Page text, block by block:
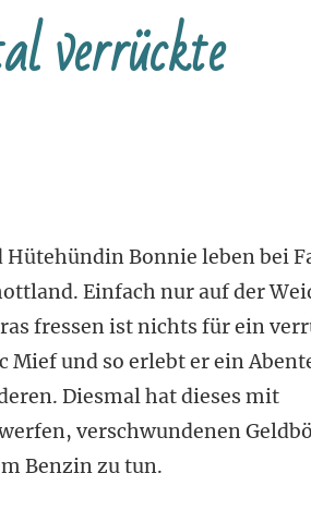
verrückte
Hütehündin Bonnie leben bei
Einfach nur auf der
fressen ist nichts für ein
Mief und so erlebt er ein
Diesmal hat dieses mit
verschwundenen
Benzin zu tun.